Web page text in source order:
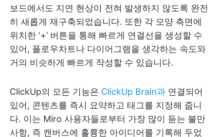
보드에서도 지연 현상이 전혀 발생하지 않도록 완전
히 새롭게 재구축되었습니다. 또한 각 모양 측면에
위치한 ‘+’ 버튼을 통해 빠르게 연결선을 생성할 수
있어, 플로우차트나 다이어그램을 생각하는 속도와
거의 비슷하게 빠르게 작성할 수 있습니다.
ClickUp의 모든 기능은 ClickUp Brain과 연결되어
있어, 콘텐츠를 즉시 요약하고 태그를 지정해 줍니
다. 이는 Miro 사용자들로부터 가장 많이 듣는 불만
사항, 즉 캔버스에 훌륭한 아이디어를 기록해 두었